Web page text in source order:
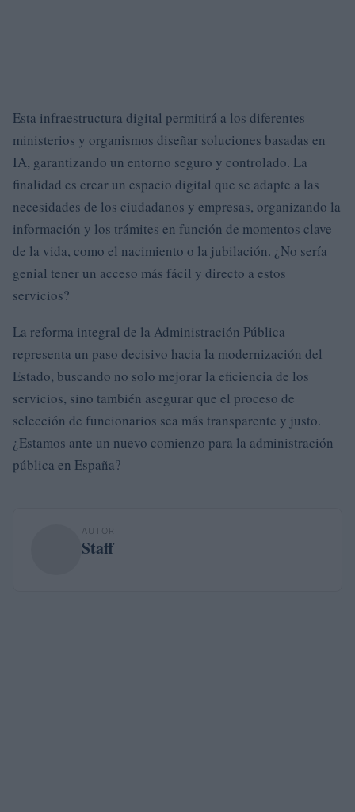
Esta infraestructura digital permitirá a los diferentes
ministerios y organismos diseñar soluciones basadas en
IA, garantizando un entorno seguro y controlado. La
finalidad es crear un espacio digital que se adapte a las
necesidades de los ciudadanos y empresas, organizando la
información y los trámites en función de momentos clave
de la vida, como el nacimiento o la jubilación. ¿No sería
genial tener un acceso más fácil y directo a estos
servicios?
La reforma integral de la Administración Pública
representa un paso decisivo hacia la modernización del
Estado, buscando no solo mejorar la eficiencia de los
servicios, sino también asegurar que el proceso de
selección de funcionarios sea más transparente y justo.
¿Estamos ante un nuevo comienzo para la administración
pública en España?
AUTOR
Staff